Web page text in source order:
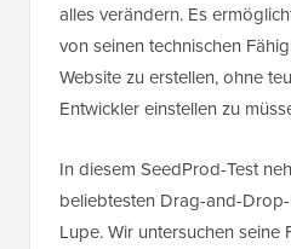
alles verändern. Es
von seinen technischen
Website zu erstellen, ohne
Entwickler einstellen zu
In diesem SeedProd-Test
beliebtesten Drag-and-
Lupe. Wir untersuchen seine